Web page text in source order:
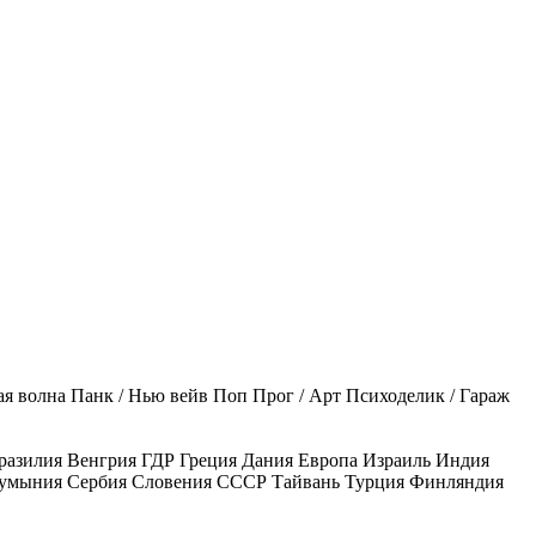
волна Панк / Нью вейв Поп Прог / Арт Психоделик / Гараж
Венгрия ГДР Греция Дания Европа Израиль Индия
Сербия Словения СССР Тайвань Турция Финляндия